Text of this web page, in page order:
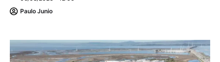
Paulo Junio